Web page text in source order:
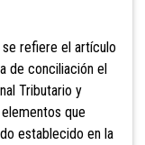
refiere el artículo
de conciliación el
Tributario y
que
establecido en la